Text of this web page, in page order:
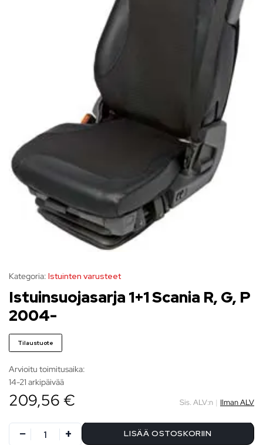
Kategoria: Istuinten varusteet
Istuinsuojasarja 1+1 Scania R, G, P
2004-
Tilaustuote
Arvioitu toimitusaika:
14-21 arkipäivää
209,56 € Sis. ALV:n | Ilman ALV
LISÄÄ OSTOSKORIIN